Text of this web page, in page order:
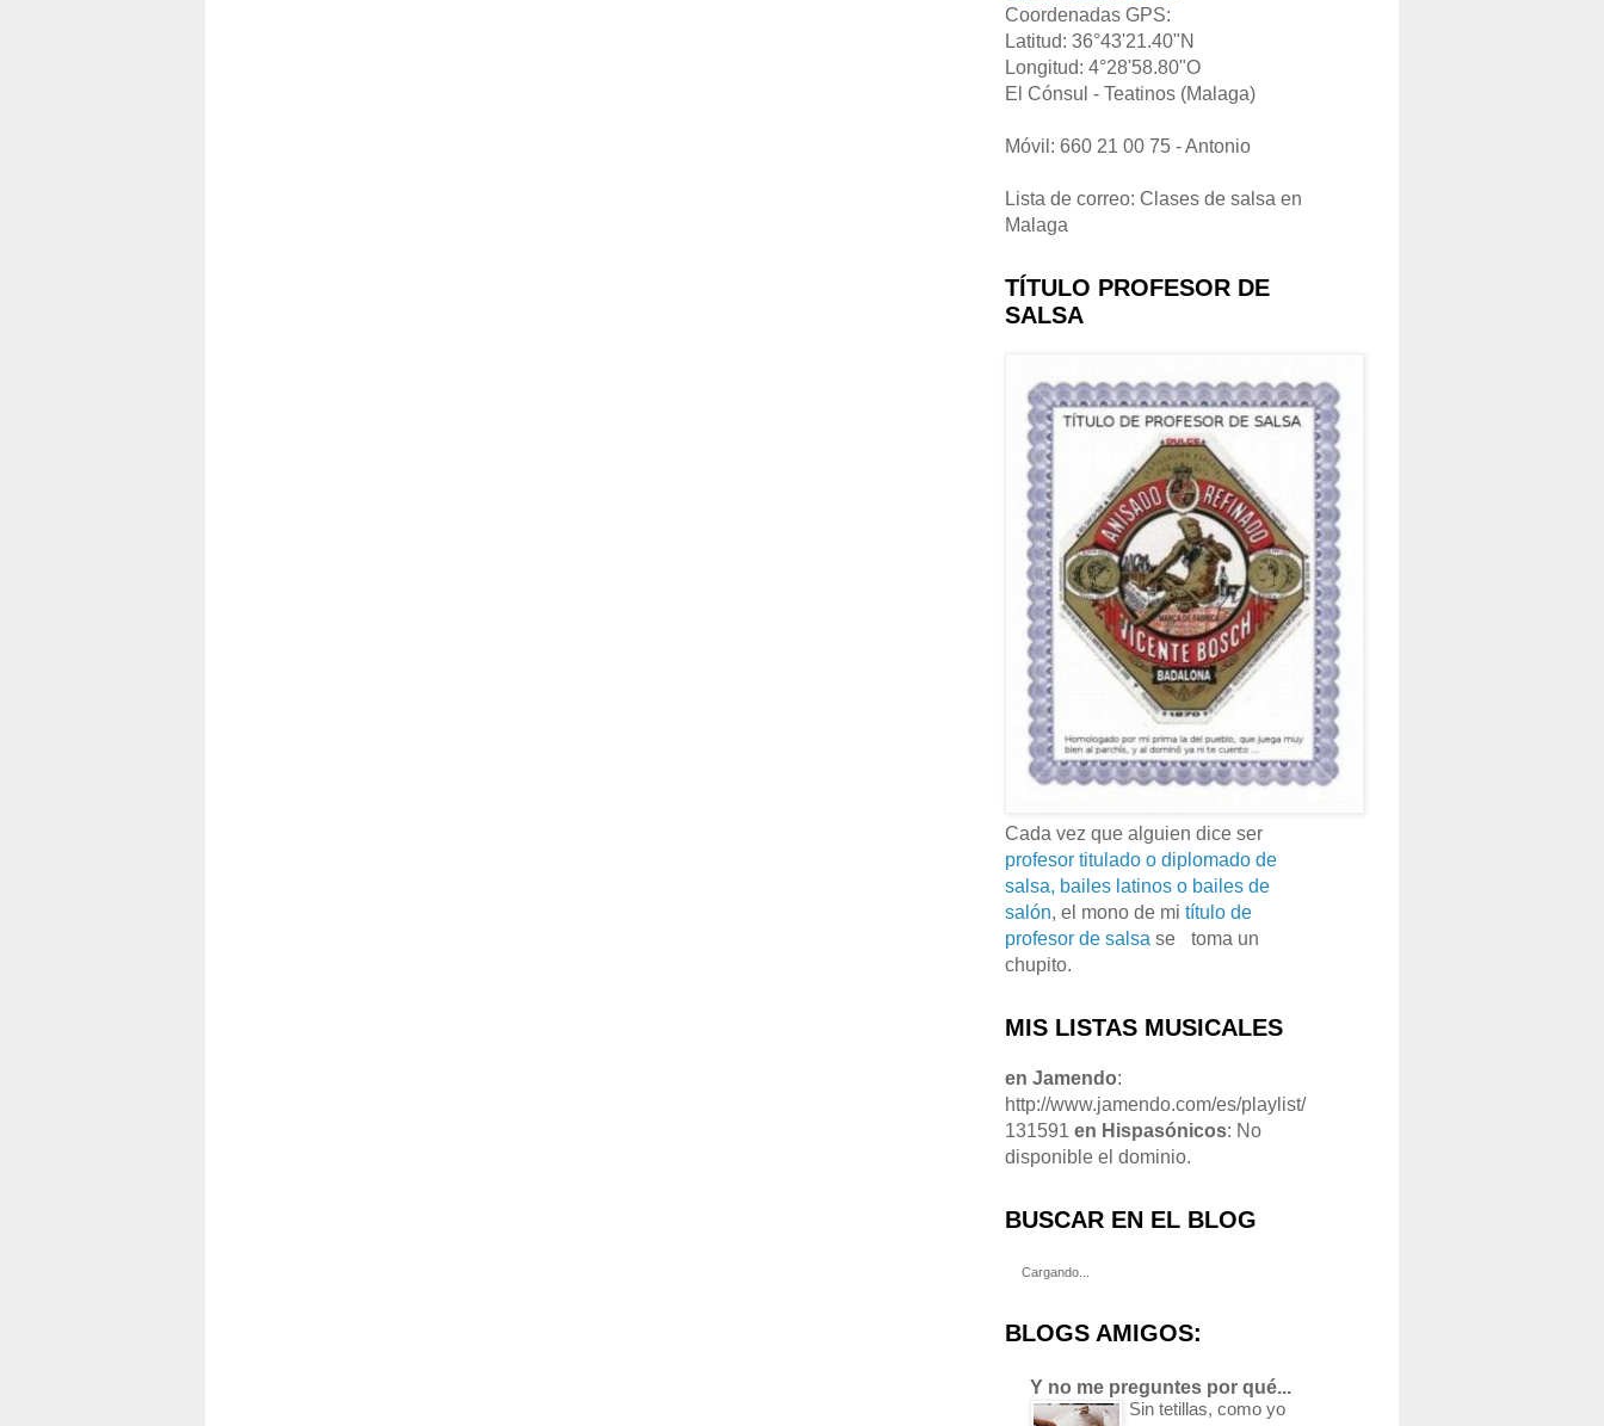
Coordenadas GPS:
Latitud: 36°43'21.40"N
Longitud: 4°28'58.80"O
El Cónsul - Teatinos (Malaga)
Móvil: 660 21 00 75 - Antonio
Lista de correo: Clases de salsa en
Malaga
TÍTULO PROFESOR DE
SALSA
Cada vez que alguien dice ser
profesor titulado o diplomado de
salsa, bailes latinos o bailes de
salón, el mono de mi título de
profesor de salsa se
toma un
chupito.
MIS LISTAS MUSICALES
en Jamendo:
http://www.jamendo.com/es/playlist/
131591 en Hispasónicos: No
disponible el dominio.
BUSCAR EN EL BLOG
Cargando...
BLOGS AMIGOS:
Y no me preguntes por qué...
Sin tetillas, como yo